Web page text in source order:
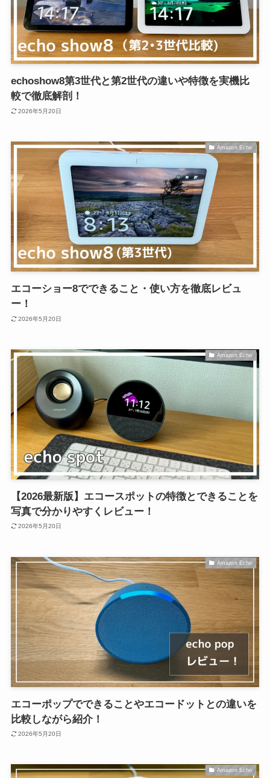
echoshow8第3世代と第2世代の違いや特徴を実機比
較で徹底解剖！
2026年5月20日
Amazon Echo
エコーショー8でできること・使い方を徹底レビュ
ー！
2026年5月20日
Amazon Echo
【2026最新版】エコースポットの特徴とできることを
写真で分かりやすくレビュー！
2026年5月20日
Amazon Echo
エコーポップでできることやエコードットとの違いを
比較しながら紹介！
2026年5月20日
Amazon Echo